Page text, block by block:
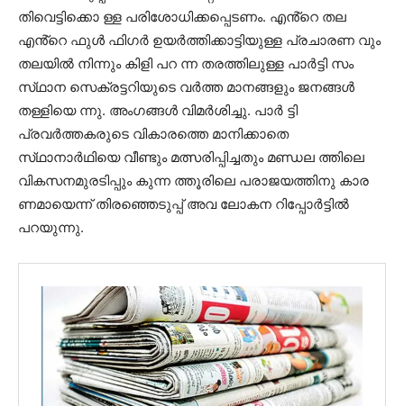
തിവെട്ടിക്കൊ ള്ള പരിശോധിക്കപ്പെടണം. എൻ്റെ തല
എൻ്റെ ഫുൾ ഫിഗർ ഉയർത്തിക്കാട്ടിയുള്ള പ്രചാരണ വും
തലയിൽ നിന്നും കിളി പറ ന്ന തരത്തിലുള്ള പാർട്ടി സം
സ്‌ഥാന സെക്രട്ടറിയുടെ വർത്ത മാനങ്ങളും ജനങ്ങൾ
തള്ളിയെ ന്നു. അംഗങ്ങൾ വിമർശിച്ചു. പാർ ട്ടി
പ്രവർത്തകരുടെ വികാരത്തെ മാനിക്കാതെ
സ്‌ഥാനാർഥിയെ വീണ്ടും മത്സരിപ്പിച്ചതും മണ്ഡല ത്തിലെ
വികസനമുരടിപ്പും കുന്ന ത്തൂരിലെ പരാജയത്തിനു കാര
ണമായെന്ന് തിരഞ്ഞെടുപ്പ് അവ ലോകന റിപ്പോർട്ടിൽ
പറയുന്നു.